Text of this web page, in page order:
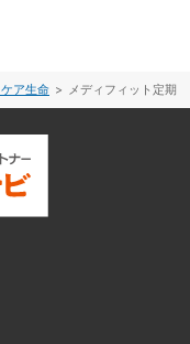
ア生命 メディフィット定期